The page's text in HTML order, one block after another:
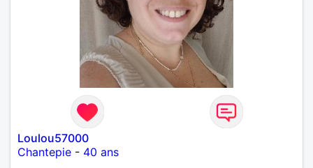
Loulou57000
Chantepie - 40 ans